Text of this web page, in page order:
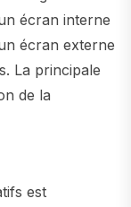
écran interne
écran externe
La principale
de la
est